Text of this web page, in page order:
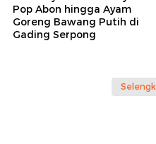
Pop Abon hingga Ayam
Goreng Bawang Putih di
Gading Serpong